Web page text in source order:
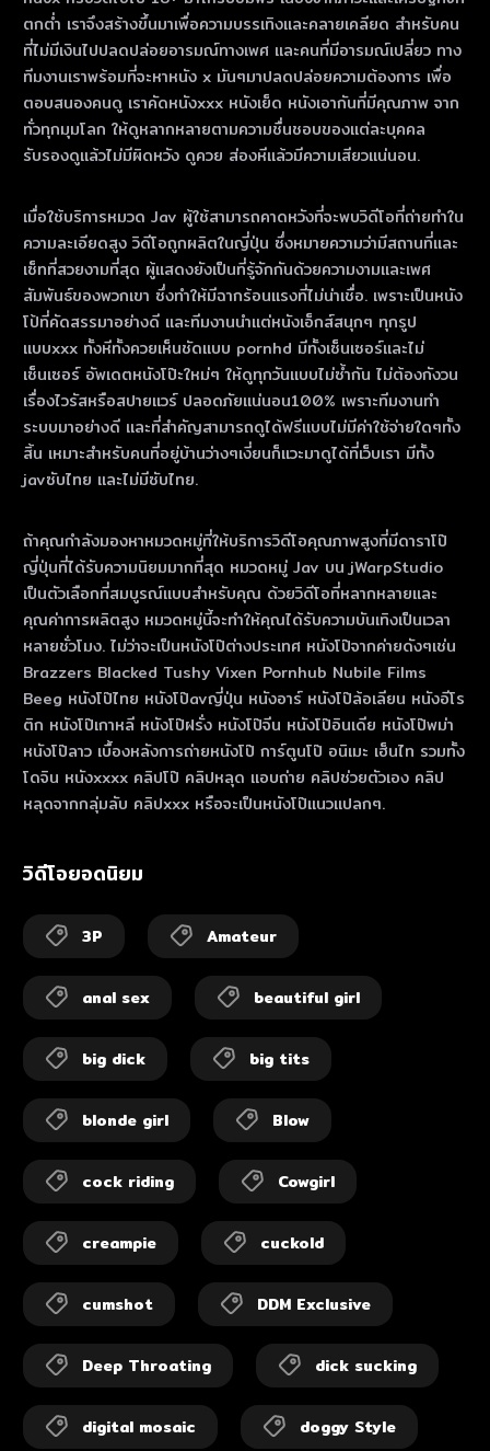
ตกต่ำ เราจึงสร้างขึ้นมาเพื่อความบรรเทิงและคลายเคลียด สำหรับคน
ที่ไม่มีเงินไปปลดปล่อยอารมณ์ทางเพศ และคนที่มีอารมณ์เปลี่ยว ทาง
ทีมงานเราพร้อมที่จะหาหนัง x มันๆมาปลดปล่อยความต้องการ เพื่อ
ตอบสนองคนดู เราคัดหนังxxx หนังเย็ด หนังเอากันที่มีคุณภาพ จาก
ทั่วทุกมุมโลก ให้ดูหลากหลายตามความชื่นชอบของแต่ละบุคคล
รับรองดูแล้วไม่มีผิดหวัง ดูควย ส่องหีแล้วมีความเสียวแน่นอน.
เมื่อใช้บริการหมวด Jav ผู้ใช้สามารถคาดหวังที่จะพบวิดีโอที่ถ่ายทําใน
ความละเอียดสูง วิดีโอถูกผลิตในญี่ปุ่น ซึ่งหมายความว่ามีสถานที่และ
เซ็ทที่สวยงามที่สุด ผู้แสดงยังเป็นที่รู้จักกันด้วยความงามและเพศ
สัมพันธ์ของพวกเขา ซึ่งทําให้มีฉากร้อนแรงที่ไม่น่าเชื่อ. เพราะเป็นหนัง
โป้ที่คัดสรรมาอย่างดี และทีมงานนำแต่หนังเอ็กส์สนุกๆ ทุกรูป
แบบxxx ทั้งหีทั้งควยเห็นชัดแบบ pornhd มีทั้งเซ็นเซอร์และไม่
เซ็นเซอร์ อัพเดตหนังโป๊ะใหม่ๆ ให้ดูทุกวันแบบไม่ซ้ำกัน ไม่ต้องกังวน
เรื่องไวรัสหรือสปายแวร์ ปลอดภัยแน่นอน100% เพราะทีมงานทำ
ระบบมาอย่างดี และที่สำคัญสามารถดูได้ฟรีแบบไม่มีค่าใช้จ่ายใดๆทั้ง
สิ้น เหมาะสำหรับคนที่อยู่บ้านว่างๆเงี่ยนก็แวะมาดูได้ที่เว็บเรา มีทั้ง
javซับไทย และไม่มีซับไทย.
ถ้าคุณกําลังมองหาหมวดหมู่ที่ให้บริการวิดีโอคุณภาพสูงที่มีดาราโป๊
ญี่ปุ่นที่ได้รับความนิยมมากที่สุด หมวดหมู่ Jav บน jWarpStudio
เป็นตัวเลือกที่สมบูรณ์แบบสําหรับคุณ ด้วยวิดีโอที่หลากหลายและ
คุณค่าการผลิตสูง หมวดหมู่นี้จะทําให้คุณได้รับความบันเทิงเป็นเวลา
หลายชั่วโมง. ไม่ว่าจะเป็นหนังโป๊ต่างประเทศ หนังโป๊จากค่ายดังๆเช่น
Brazzers Blacked Tushy Vixen Pornhub Nubile Films
Beeg หนังโป๊ไทย หนังโป๊avญี่ปุ่น หนังอาร์ หนังโป๊ล้อเลียน หนังอีโร
ติก หนังโป๊เกาหลี หนังโป๊ฝรั่ง หนังโป๊จีน หนังโป๊อินเดีย หนังโป๊พม่า
หนังโป๊ลาว เบื้องหลังการถ่ายหนังโป๊ การ์ตูนโป๊ อนิเมะ เฮ็นไท รวมทั้ง
โดจิน หนังxxxx คลิปโป๊ คลิปหลุด แอบถ่าย คลิปช่วยตัวเอง คลิป
หลุดจากกลุ่มลับ คลิปxxx หรือจะเป็นหนังโป๊แนวแปลกๆ.
วิดีโอยอดนิยม
3P Amateur
anal sex beautiful girl
big dick big tits
blonde girl Blow
cock riding Cowgirl
creampie cuckold
cumshot DDM Exclusive
Deep Throating dick sucking
digital mosaic doggy Style